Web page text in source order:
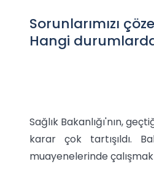
Sorunlarımızı
Hangi
Sağlık Bakanlığı'nın,
karar çok tartışıldı.
muayenelerinde